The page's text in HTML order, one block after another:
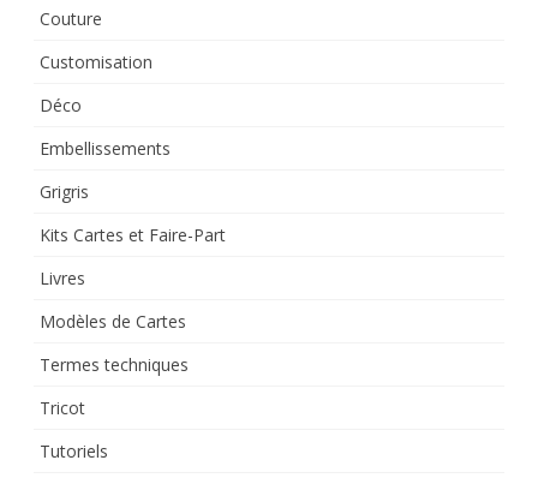
Couture
Customisation
Déco
Embellissements
Grigris
Kits Cartes et Faire-Part
Livres
Modèles de Cartes
Termes techniques
Tricot
Tutoriels